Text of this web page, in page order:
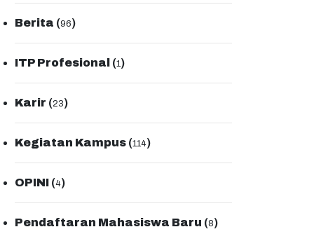
Berita (96)
ITP Profesional (1)
Karir (23)
Kegiatan Kampus (114)
OPINI (4)
Pendaftaran Mahasiswa Baru (8)